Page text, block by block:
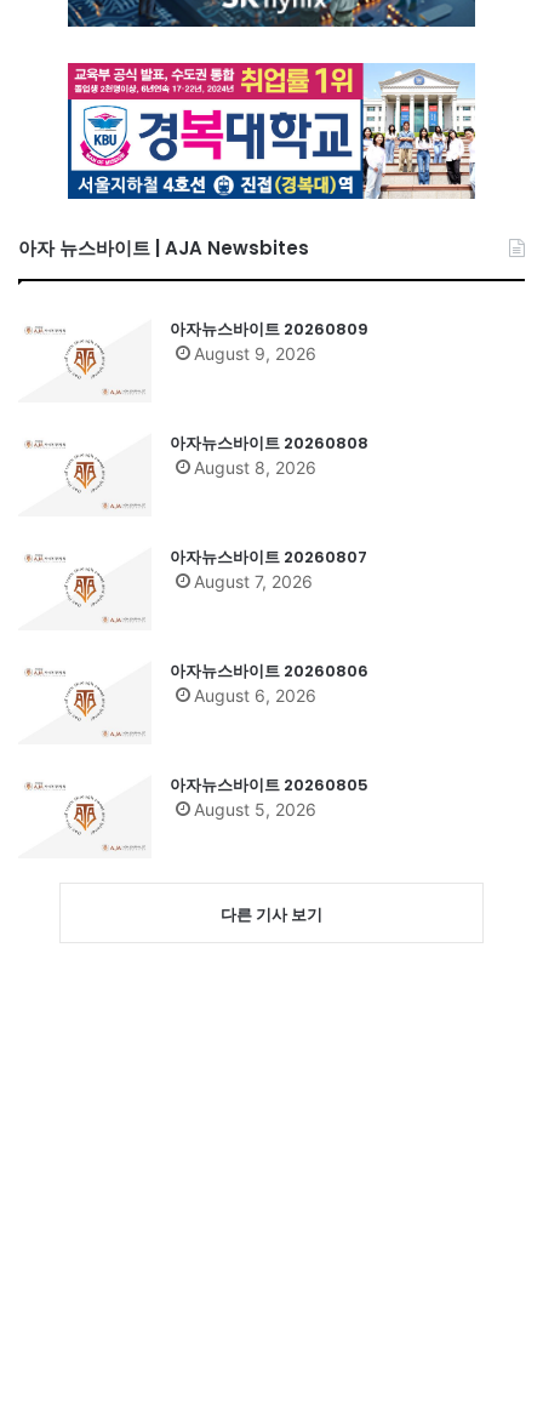
아자 뉴스바이트 | AJA Newsbites
아자뉴스바이트 20260809
August 9, 2026
아자뉴스바이트 20260808
August 8, 2026
아자뉴스바이트 20260807
August 7, 2026
아자뉴스바이트 20260806
August 6, 2026
아자뉴스바이트 20260805
August 5, 2026
다른 기사 보기